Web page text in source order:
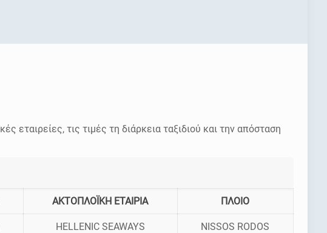
εταιρείες, τις τιμές τη διάρκεια ταξιδιού και την απόσταση
ΑΚΤΟΠΛΟΪΚΗ ΕΤΑΙΡΙΑ ΠΛΟΙΟ
HELLENIC SEAWAYS NISSOS RODOS